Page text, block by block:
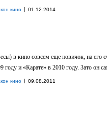
кино | 01.12.2014
в кино совсем еще новичок, на его
году и «Карате» в 2010 году. Зато он
кино | 09.08.2011